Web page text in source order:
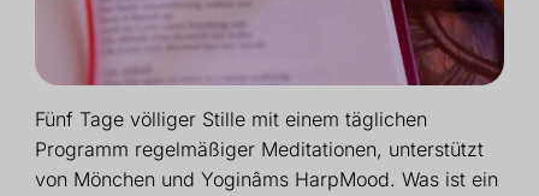
Fünf Tage völliger Stille mit einem täglichen
Programm regelmäßiger Meditationen, unterstützt
von Mönchen und Yoginâms HarpMood. Was ist ein